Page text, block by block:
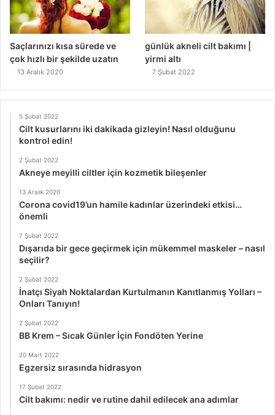
Saçlarınızı kısa sürede ve
çok hızlı bir şekilde uzatın
13 Aralık 2020
günlük akneli cilt bakımı |
yirmi altı
7 Şubat 2022
5 Şubat 2022
Cilt kusurlarını iki dakikada gizleyin! Nasıl olduğunu
kontrol edin!
2 Şubat 2022
Akneye meyilli ciltler için kozmetik bileşenler
13 Aralık 2020
Corona covid19’un hamile kadınlar üzerindeki etkisi…
önemli
7 Şubat 2022
Dışarıda bir gece geçirmek için mükemmel maskeler – nasıl
seçilir?
2 Şubat 2022
İnatçı Siyah Noktalardan Kurtulmanın Kanıtlanmış Yolları –
Onları Tanıyın!
2 Şubat 2022
BB Krem – Sıcak Günler İçin Fondöten Yerine
20 Mart 2022
Egzersiz sırasında hidrasyon
17 Şubat 2022
Cilt bakımı: nedir ve rutine dahil edilecek ana adımlar